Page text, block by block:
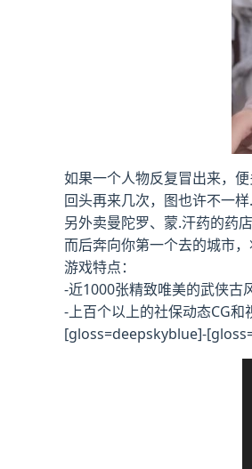
如果一个人物反复冒出来，
回头再来几次，图也许不一样.
另外卖曼陀罗、蒙.汗药的药
而后奔向你第一个去的城市
游戏特点：
-近1000张精致唯美的武侠古
-上百个以上的社保动态CG和
[gloss=deepskyblue]-